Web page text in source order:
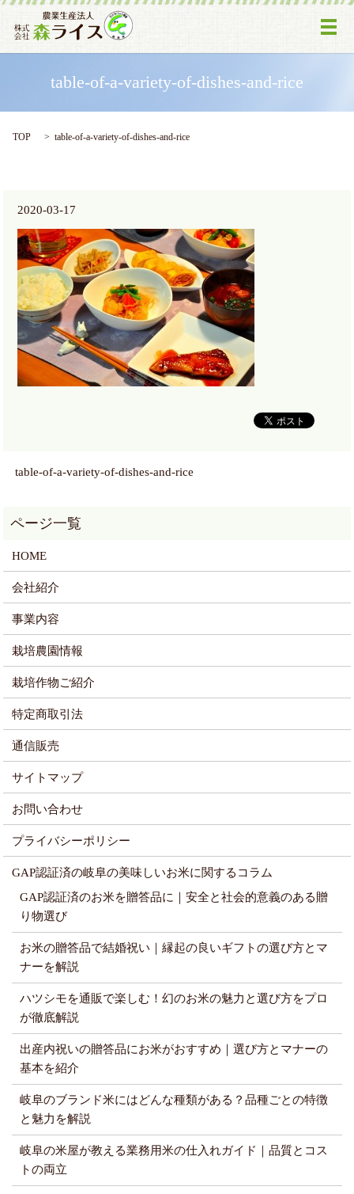
メ
table-of-a-variety-of-dishes-and-rice
TOP table-of-a-variety-of-dishes-and-rice
2020-03-17
table-of-a-variety-of-dishes-and-rice
HOME
会社紹介
事業内容
栽培農園情報
栽培作物ご紹介
特定商取引法
通信販売
サイトマップ
お問い合わせ
プライバシーポリシー
GAP認証済の岐阜の美味しいお米に関するコラム
GAP認証済のお米を贈答品に｜安全と社会的意義のある贈
り物選び
お米の贈答品で結婚祝い｜縁起の良いギフトの選び方とマ
ナーを解説
ハツシモを通販で楽しむ！幻のお米の魅力と選び方をプロ
が徹底解説
出産内祝いの贈答品にお米がおすすめ｜選び方とマナーの
基本を紹介
岐阜のブランド米にはどんな種類がある？品種ごとの特徴
と魅力を解説
岐阜の米屋が教える業務用米の仕入れガイド｜品質とコス
トの両立